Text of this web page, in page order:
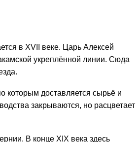
в XVII веке. Царь Алексей
укреплённой линии. Сюда
которым доставляется сырьё и
закрываются, но расцветает
В конце XIX века здесь